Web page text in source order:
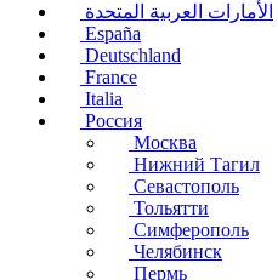
الأمارات العربية المتحدة
España
Deutschland
France
Italia
Россия
Москва
Нижний Тагил
Севастополь
Тольятти
Симферополь
Челябинск
Пермь